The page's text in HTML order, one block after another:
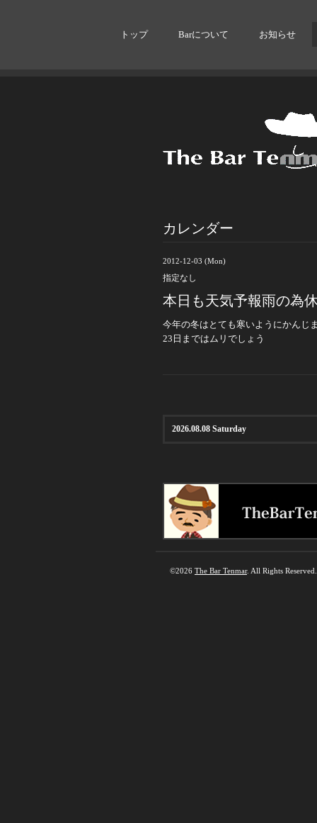
トップ Barについて お知らせ
カレンダー
2012-12-03 (Mon)
指定なし
本日も天気予報雨の為
今年の冬はとても寒いようにかんじ
23日まではムリでしょう
2026.08.08 Saturday
©2026 The Bar Tenmar. All Rights Reserved.